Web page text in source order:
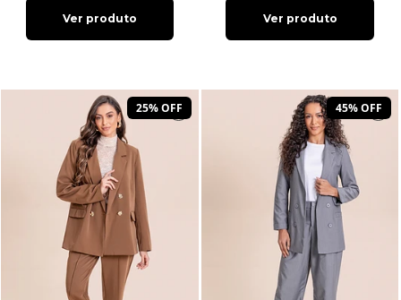
Ver produto Ver produto
25% OFF 45% OFF